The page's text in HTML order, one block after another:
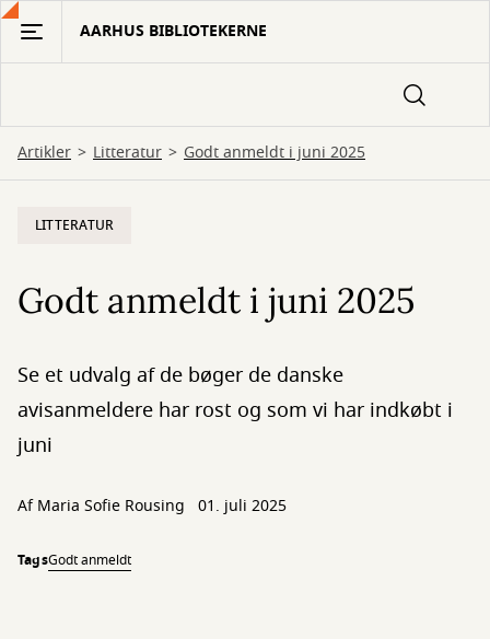
Gå
hovedindhold
AARHUS BIBLIOTEKERNE
Artikler Litteratur Godt anmeldt i juni 2025
LITTERATUR
Godt anmeldt i juni 2025
Se et udvalg af de bøger de danske
avisanmeldere har rost og som vi har indkøbt i
juni
AfMaria Sofie Rousing 01. juli 2025
TagsGodt anmeldt